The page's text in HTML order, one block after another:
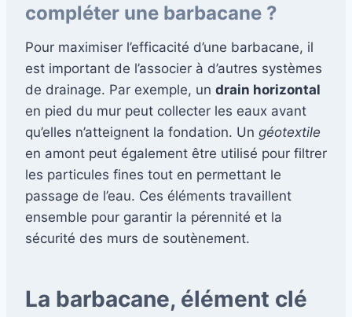
compléter une barbacane ?
Pour maximiser l’efficacité d’une barbacane, il
est important de l’associer à d’autres systèmes
de drainage. Par exemple, un drain horizontal
en pied du mur peut collecter les eaux avant
qu’elles n’atteignent la fondation. Un géotextile
en amont peut également être utilisé pour filtrer
les particules fines tout en permettant le
passage de l’eau. Ces éléments travaillent
ensemble pour garantir la pérennité et la
sécurité des murs de soutènement.
La barbacane, élément clé